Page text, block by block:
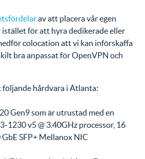
av att placera vår egen
istället för att hyra dedikerade eller
colocation att vi kan införskaffa
bra anpassat för OpenVPN och
hårdvara i Atlanta:
Gen9 som är utrustad med en
1230 v5 @ 3.40GHz processor, 16
SFP+ Mellanox NIC